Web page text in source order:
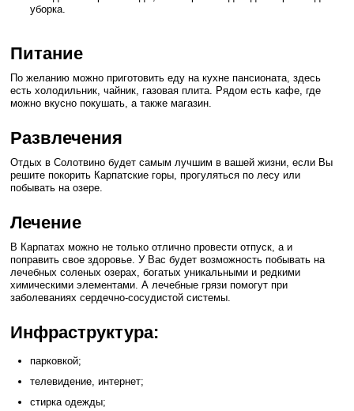
уборка.
Питание
По желанию можно приготовить еду на кухне пансионата, здесь
есть холодильник, чайник, газовая плита. Рядом есть кафе, где
можно вкусно покушать, а также магазин.
Развлечения
Отдых в Солотвино будет самым лучшим в вашей жизни, если Вы
решите покорить Карпатские горы, прогуляться по лесу или
побывать на озере.
Лечение
В Карпатах можно не только отлично провести отпуск, а и
поправить свое здоровье. У Вас будет возможность побывать на
лечебных соленых озерах, богатых уникальными и редкими
химическими элементами. А лечебные грязи помогут при
заболеваниях сердечно-сосудистой системы.
Инфраструктура:
парковкой;
телевидение, интернет;
стирка одежды;